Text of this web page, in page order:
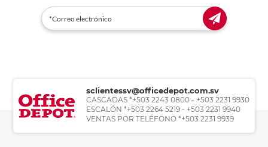
sclientessv@officedepot.com.sv
CASCADAS *+503 2243 0800 - +503 2231 9930
ESCALÓN *+503 2264 5219 - +503 2231 9940
VENTAS POR TELÉFONO *+503 2231 9939